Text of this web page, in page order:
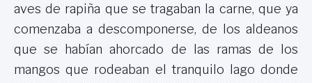
aves de rapiña que se tragaban la carne, que ya
comenzaba a descomponerse, de los aldeanos
que se habían ahorcado de las ramas de los
mangos que rodeaban el tranquilo lago donde